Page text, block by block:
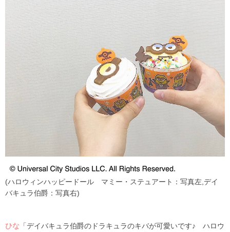
(ハロウィンハッピードール マミー・ステュアート：写真左,デイ
バキュラ伯爵：写真右)
ひな 「デイバキュラ伯爵のドラキュラのキバが可愛いです♪ ハロウ